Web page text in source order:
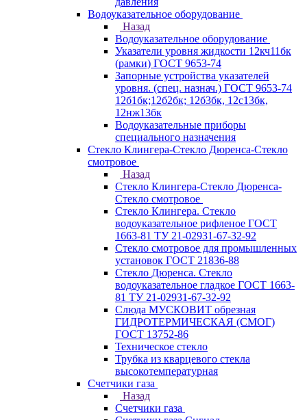
Водоуказательное оборудование
Назад
Водоуказательное оборудование
Указатели уровня жидкости 12кч11бк
(рамки) ГОСТ 9653-74
Запорные устройства указателей
уровня. (спец. назнач.) ГОСТ 9653-74
12б1бк;12б2бк; 12б3бк, 12с13бк,
12нж13бк
Водоуказательные приборы
специального назначения
Стекло Клингера-Стекло Дюренса-Стекло
смотровое
Назад
Стекло Клингера-Стекло Дюренса-
Стекло смотровое
Стекло Клингера. Стекло
водоуказательное рифленое ГОСТ
1663-81 ТУ 21-02931-67-32-92
Стекло смотровое для промышленных
установок ГОСТ 21836-88
Стекло Дюренса. Стекло
водоуказательное гладкое ГОСТ 1663-
81 ТУ 21-02931-67-32-92
Слюда МУСКОВИТ обрезная
ГИДРОТЕРМИЧЕСКАЯ (СМОГ)
ГОСТ 13752-86
Техническое стекло
Трубка из кварцевого стекла
высокотемпературная
Счетчики газа
Назад
Счетчики газа